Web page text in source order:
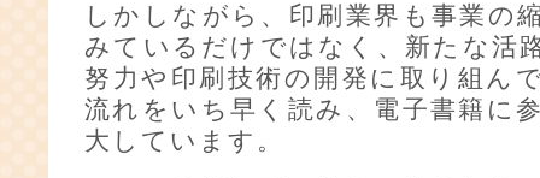
しかしながら、印刷業界も事業の
みているだけではなく、新たな活
努力や印刷技術の開発に取り組ん
流れをいち早く読み、電子書籍に
大しています。